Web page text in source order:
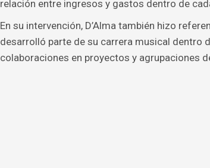
relación entre ingresos y gastos dentro de
En su intervención, D’Alma también hizo
desarrolló parte de su carrera musical dentro
colaboraciones en proyectos y agrupaciones